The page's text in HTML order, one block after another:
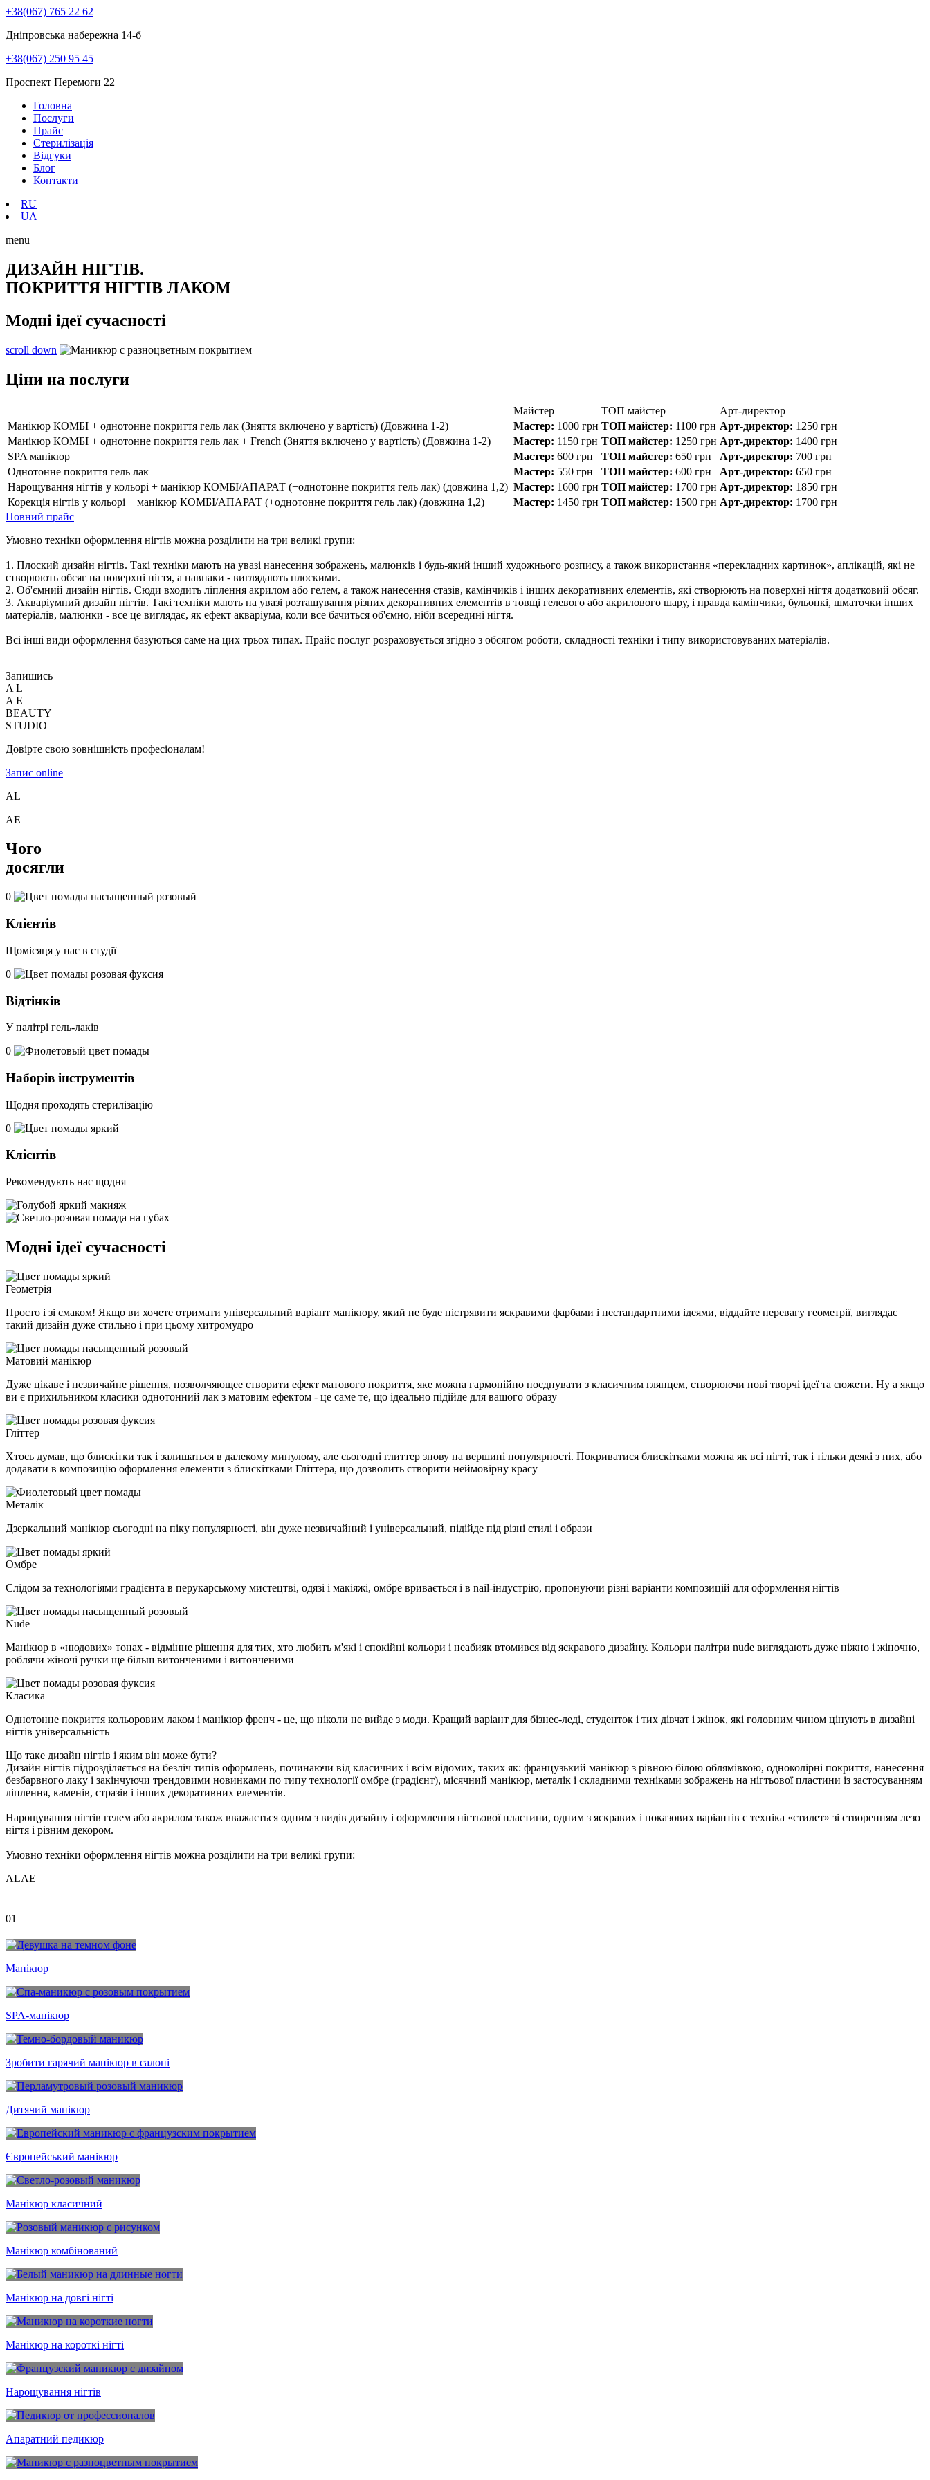
+38(067) 765 22 62
Дніпровська набережна 14-б
+38(067) 250 95 45
Проспект Перемоги 22
Головна
Послуги
Прайс
Стерилізація
Відгуки
Блог
Контакти
RU
UA
menu
ДИЗАЙН НІГТІВ.
ПОКРИТТЯ НІГТІВ ЛАКОМ
Модні ідеї сучасності
scroll down
Ціни на послуги
Майстер ТОП майстер
Арт-директор
Манікюр КОМБІ + однотонне покриття гель лак (Зняття включено у вартість) (Довжина 1-2) Мастер: 1000 грн ТОП майстер: 1100 грн Арт-директор: 1250 грн
Манікюр КОМБІ + однотонне покриття гель лак + French (Зняття включено у вартість) (Довжина 1-2) Мастер: 1150 грн ТОП майстер: 1250 грн Арт-директор: 1400 грн
SPA манікюр
Мастер: 600 грн ТОП майстер: 650 грн Арт-директор: 700 грн
Однотонне покриття гель лак
Мастер: 550 грн ТОП майстер: 600 грн Арт-директор: 650 грн
Нарощування нігтів у кольорі + манікюр КОМБІ/АПАРАТ (+однотонне покриття гель лак) (довжина 1,2) Мастер: 1600 грн ТОП майстер: 1700 грн Арт-директор: 1850 грн
Корекція нігтів у кольорі + манікюр КОМБІ/АПАРАТ (+однотонне покриття гель лак) (довжина 1,2) Мастер: 1450 грн ТОП майстер: 1500 грн Арт-директор: 1700 грн
Повний прайс
Умовно техніки оформлення нігтів можна розділити на три великі групи:
1. Плоский дизайн нігтів. Такі техніки мають на увазі нанесення зображень, малюнків і будь-який інший художнього розпису, а також використання «перекладних картинок», аплікацій, які не
створюють обсяг на поверхні нігтя, а навпаки - виглядають плоскими.
2. Об'ємний дизайн нігтів. Сюди входить ліплення акрилом або гелем, а також нанесення стазів, камінчиків і інших декоративних елементів, які створюють на поверхні нігтя додатковий обсяг.
3. Акваріумний дизайн нігтів. Такі техніки мають на увазі розташування різних декоративних елементів в товщі гелевого або акрилового шару, і правда камінчики, бульонкі, шматочки інших
матеріалів, малюнки - все це виглядає, як ефект акваріума, коли все бачиться об'ємно, ніби всередині нігтя.
Всі інші види оформлення базуються саме на цих трьох типах. Прайс послуг розраховується згідно з обсягом роботи, складності техніки і типу використовуваних матеріалів.
Запишись
A L
A E
BEAUTY
STUDIO
Довірте свою зовнішність професіоналам!
Запис online
AL
AE
Чого
досягли
0
Клієнтів
Щомісяця у нас в студії
0
Відтінків
У палітрі гель-лаків
0
Наборів інструментів
Щодня проходять стерилізацію
0
Клієнтів
Рекомендують наc щодня
Модні ідеї сучасності
Геометрія
Просто і зі смаком! Якщо ви хочете отримати універсальний варіант манікюру, який не буде пістрявити яскравими фарбами і нестандартними ідеями, віддайте перевагу геометрії, виглядає
такий дизайн дуже стильно і при цьому хитромудро
Матовий манікюр
Дуже цікаве і незвичайне рішення, позволчяющее створити ефект матового покриття, яке можна гармонійно поєднувати з класичним глянцем, створюючи нові творчі ідеї та сюжети. Ну а якщо
ви є прихильником класики однотонний лак з матовим ефектом - це саме те, що ідеально підійде для вашого образу
Гліттер
Хтось думав, що блискітки так і залишаться в далекому минулому, але сьогодні глиттер знову на вершині популярності. Покриватися блискітками можна як всі нігті, так і тільки деякі з них, або
додавати в композицію оформлення елементи з блискітками Гліттера, що дозволить створити неймовірну красу
Металік
Дзеркальний манікюр сьогодні на піку популярності, він дуже незвичайний і універсальний, підійде під різні стилі і образи
Омбре
Слідом за технологіями градієнта в перукарському мистецтві, одязі і макіяжі, омбре вривається і в nail-індустрію, пропонуючи різні варіанти композицій для оформлення нігтів
Nude
Манікюр в «нюдових» тонах - відмінне рішення для тих, хто любить м'які і спокійні кольори і неабияк втомився від яскравого дизайну. Кольори палітри nude виглядають дуже ніжно і жіночно,
роблячи жіночі ручки ще більш витонченими і витонченими
Класика
Однотонне покриття кольоровим лаком і манікюр френч - це, що ніколи не вийде з моди. Кращий варіант для бізнес-леді, студенток і тих дівчат і жінок, які головним чином цінують в дизайні
нігтів універсальність
Що таке дизайн нігтів і яким він може бути?
Дизайн нігтів підрозділяється на безліч типів оформлень, починаючи від класичних і всім відомих, таких як: французький манікюр з рівною білою облямівкою, одноколірні покриття, нанесення
безбарвного лаку і закінчуючи трендовими новинками по типу технології омбре (градієнт), місячний манікюр, металік і складними техніками зображень на нігтьової пластини із застосуванням
ліплення, каменів, стразів і інших декоративних елементів.
Нарощування нігтів гелем або акрилом також вважається одним з видів дизайну і оформлення нігтьової пластини, одним з яскравих і показових варіантів є техніка «стилет» зі створенням лезо
нігтя і різним декором.
Умовно техніки оформлення нігтів можна розділити на три великі групи:
ALAE
01
Манікюр
SPA-манікюр
Зробити гарячий манікюр в салоні
Дитячий манікюр
Європейський манікюр
Манікюр класичний
Манікюр комбінований
Манікюр на довгі нігті
Манікюр на короткі нігті
Нарощування нігтів
Апаратний педикюр